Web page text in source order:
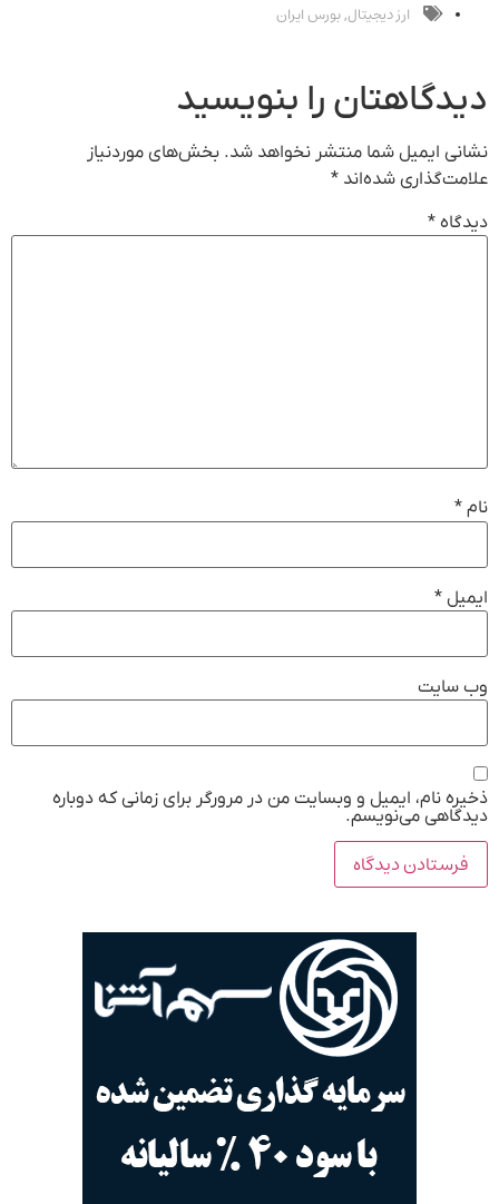
ارز دیجیتال,بورس ایران
را بنویسید
ایمیل شما منتشر نخواهد شد. بخش‌های موردنیاز
شده‌اند*
*
*
سایت
نام، ایمیل و وبسایت من در مرورگر برای زمانی که دوباره
می‌نویسم.